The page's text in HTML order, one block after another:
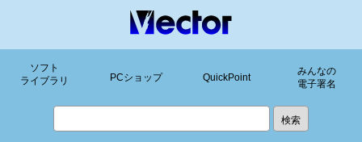
ソフト
ライブラリ
PCショップ QuickPoint
みんなの
電子署名